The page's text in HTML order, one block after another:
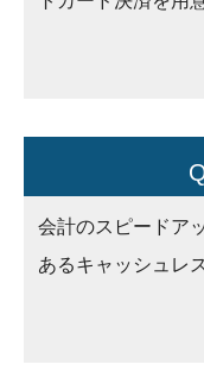
会計のスピードア
あるキャッシュレ